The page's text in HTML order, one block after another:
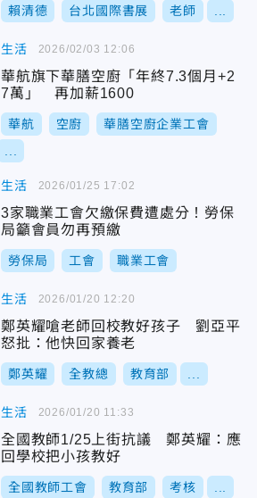
賴清德 台北國際書展 老師
生活
華航旗下華膳空廚「年終7.3個月+2
7萬」 再加薪1600
華航 空廚 華膳空廚企業工會
2026/02/03 12:06
生活
3家職業工會欠繳保費遭處分！勞保
局籲會員勿再預繳
勞保局 工會 職業工會
2026/01/25 17:02
生活
鄭英耀嗆老師回校教好孩子 劉亞平
怒批：他快回家養老
鄭英耀 全教總 教育部
2026/01/20 12:20
生活
全國教師1/25上街抗議 鄭英耀：應
回學校把小孩教好
全國教師工會 教育部 考核
2026/01/20 11:33